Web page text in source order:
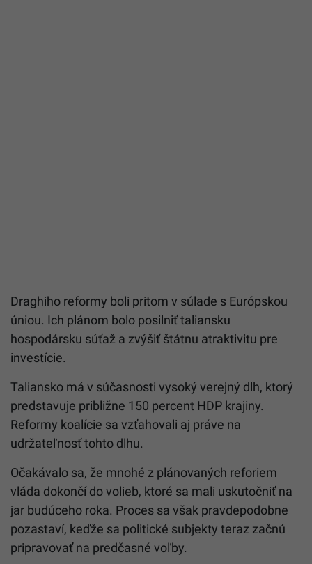
Draghiho reformy boli pritom v súlade s Európskou
úniou. Ich plánom bolo posilniť taliansku
hospodársku súťaž a zvýšiť štátnu atraktivitu pre
investície.
Taliansko má v súčasnosti vysoký verejný dlh, ktorý
predstavuje približne 150 percent HDP krajiny.
Reformy koalície sa vzťahovali aj práve na
udržateľnosť tohto dlhu.
Očakávalo sa, že mnohé z plánovaných reforiem
vláda dokončí do volieb, ktoré sa mali uskutočniť na
jar budúceho roka. Proces sa však pravdepodobne
pozastaví, keďže sa politické subjekty teraz začnú
pripravovať na predčasné voľby.